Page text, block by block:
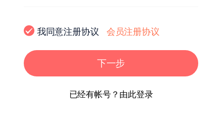
我同意注册协议 会员注册协议
下一步
已经有帐号？由此登录